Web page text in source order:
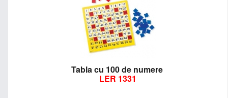
Tabla cu 100 de numere
LER 1331